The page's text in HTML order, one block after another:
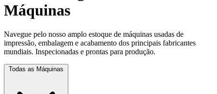
Máquinas
Navegue pelo nosso amplo estoque de máquinas usadas de
impressão, embalagem e acabamento dos principais fabricantes
mundiais. Inspecionadas e prontas para produção.
Todas as Máquinas